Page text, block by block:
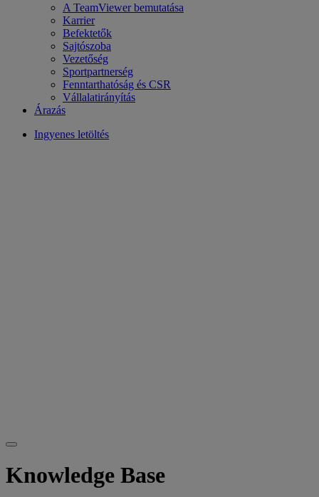
A TeamViewer bemutatása
Karrier
Befektetők
Sajtószoba
Vezetőség
Sportpartnerség
Fenntarthatóság és CSR
Vállalatirányítás
Árazás
Ingyenes letöltés
Knowledge Base